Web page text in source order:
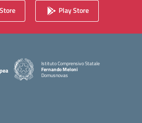
Play Store
Istituto Comprensivo Statale
Fernando Meloni
Domusnovas